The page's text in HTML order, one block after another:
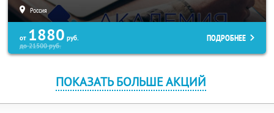
Россия
от 1880 руб.
до21500руб.
ПОДРОБНЕЕ
ПОКАЗАТЬ БОЛЬШЕ АКЦИЙ